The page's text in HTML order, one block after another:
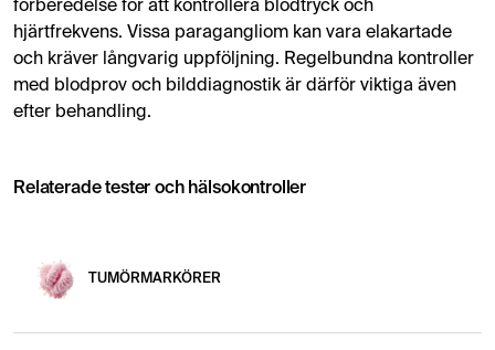
förberedelse för att kontrollera blodtryck och
hjärtfrekvens. Vissa paragangliom kan vara elakartade
och kräver långvarig uppföljning. Regelbundna kontroller
med blodprov och bilddiagnostik är därför viktiga även
efter behandling.
Relaterade tester och hälsokontroller
TUMÖRMARKÖRER